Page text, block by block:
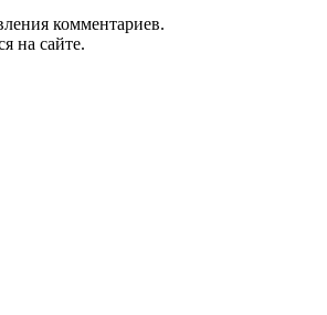
комментариев.
на сайте.